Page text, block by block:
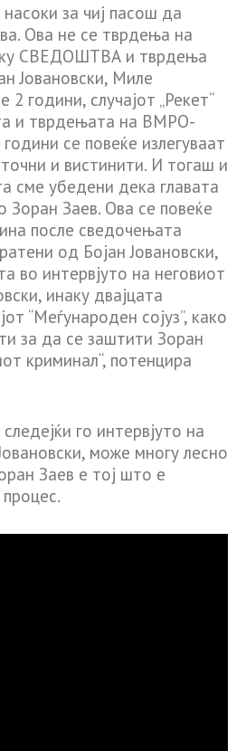
за чиј пасош да
Ова не се тврдења на
СВЕДОШТВА и тврдења
Јовановски, Миле
2 години, случајот „Рекет“
и тврдењата на ВМРО-
се повеќе излегуваат
и вистинити. И тогаш и
сме убедени дека главата
Зоран Заев. Ова се повеќе
после сведочењата
од Бојан Јовановски,
во интервјуто на неговиот
инаку двајцата
“Меѓународен сојуз”, како
за да се заштити Зоран
криминал“, потенцира
го интервјуто на
може многу лесно
Заев е тој што е